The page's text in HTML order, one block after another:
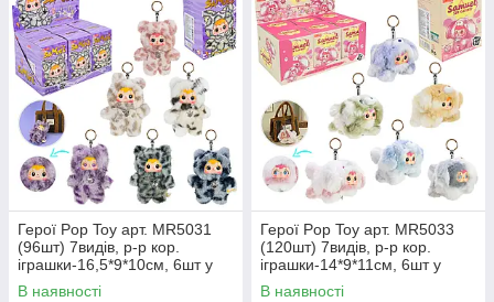
Герої Pop Toy арт. MR5031
(96шт) 7видів, р-р кор.
іграшки-16,5*9*10см, 6шт у
дисплей боксі 40*17*32см
В наявності
Герої Pop Toy арт. MR5033
(120шт) 7видів, р-р кор.
іграшки-14*9*11см, 6шт у
дисплей боксі 34*18,5*28см
В наявності